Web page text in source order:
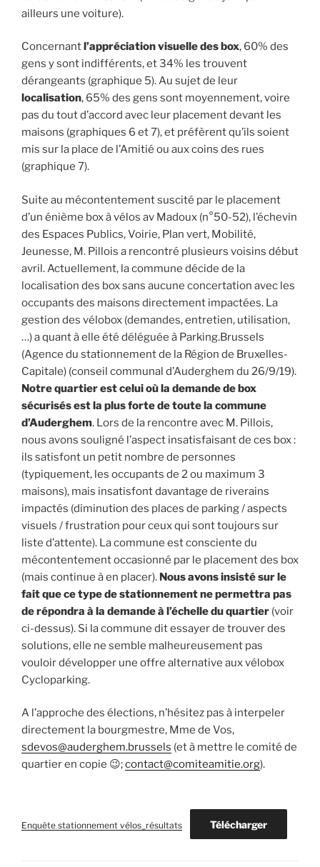
ailleurs une voiture).
Concernantl’appréciation visuelle des box, 60% des
gens y sont indifférents, et 34% les trouvent
dérangeants (graphique 5). Au sujet de leur
localisation, 65% des gens sont moyennement, voire
pas du tout d’accord avec leur placement devant les
maisons (graphiques 6 et 7), et préfèrent qu’ils soient
mis sur la place de l’Amitié ou aux coins des rues
(graphique 7).
Suite au mécontentement suscité par le placement
d’un énième box à vélos av Madoux (n°50-52), l’échevin
des Espaces Publics, Voirie, Plan vert, Mobilité,
Jeunesse, M. Pillois a rencontré plusieurs voisins début
avril. Actuellement, la commune décide de la
localisation des box sans aucune concertation avec les
occupants des maisons directement impactées. La
gestion des vélobox (demandes, entretien, utilisation,
…) a quant à elle été déléguée à Parking.Brussels
(Agence du stationnement de la Région de Bruxelles-
Capitale) (conseil communal d’Auderghem du 26/9/19).
Notre quartier est celui où la demande de box
sécurisés est la plus forte de toute la commune
d’Auderghem. Lors de la rencontre avec M. Pillois,
nous avons souligné l’aspect insatisfaisant de ces box :
ils satisfont un petit nombre de personnes
(typiquement, les occupants de 2 ou maximum 3
maisons), mais insatisfont davantage de riverains
impactés (diminution des places de parking / aspects
visuels / frustration pour ceux qui sont toujours sur
liste d’attente). La commune est consciente du
mécontentement occasionné par le placement des box
(mais continue à en placer). Nous avons insisté sur le
fait que ce type de stationnement ne permettra pas
de répondra à la demande à l’échelle du quartier (voir
ci-dessus). Si la commune dit essayer de trouver des
solutions, elle ne semble malheureusement pas
vouloir développer une offre alternative aux vélobox
Cycloparking.
A l’approche des élections, n’hésitez pas à interpeler
directement la bourgmestre, Mme de Vos,
sdevos@auderghem.brussels (et à mettre le comité de
quartier en copie 😉;contact@comiteamitie.org).
Enquête stationnement vélos_résultats Télécharger